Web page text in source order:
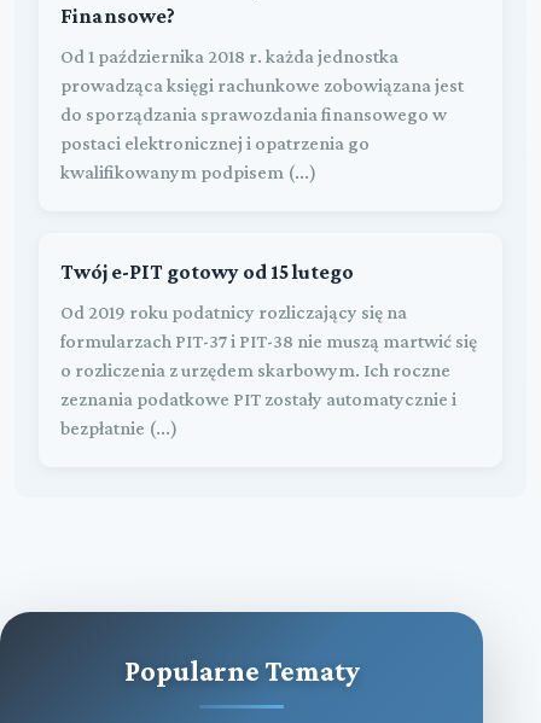
Finansowe?
Od 1 października 2018 r. każda jednostka
prowadząca księgi rachunkowe zobowiązana jest
do sporządzania sprawozdania finansowego w
postaci elektronicznej i opatrzenia go
kwalifikowanym podpisem (...)
Twój e-PIT gotowy od 15 lutego
Od 2019 roku podatnicy rozliczający się na
formularzach PIT-37 i PIT-38 nie muszą martwić się
o rozliczenia z urzędem skarbowym. Ich roczne
zeznania podatkowe PIT zostały automatycznie i
bezpłatnie (...)
Popularne Tematy